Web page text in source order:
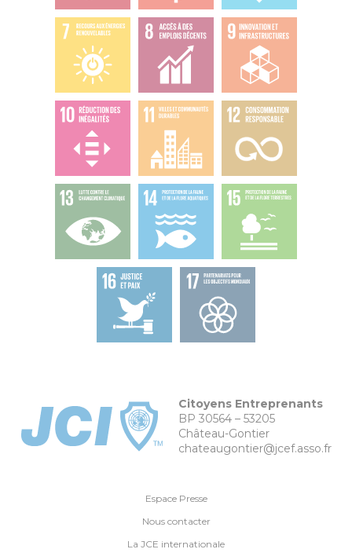
Citoyens Entreprenants
BP 30564 – 53205
Château-Gontier
chateaugontier@jcef.asso.fr
Espace Presse
Nous contacter
La JCE internationale